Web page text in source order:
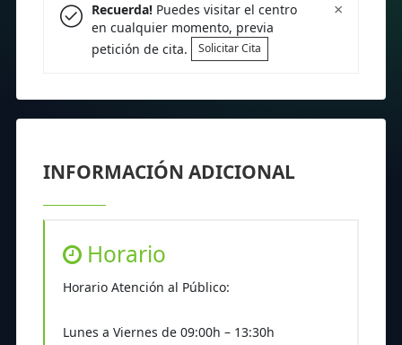
×
Recuerda!Puedes visitar el centro
en cualquier momento, previa
petición de cita.
Solicitar Cita
INFORMACIÓN ADICIONAL
Horario
Horario Atención al Público:
Lunes a Viernes de 09:00h – 13:30h